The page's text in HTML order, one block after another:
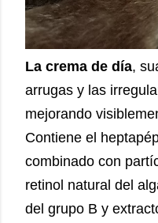
La crema de día,
arrugas y las
mejorando
Contiene el
combinado con
retinol natural del
del grupo B y